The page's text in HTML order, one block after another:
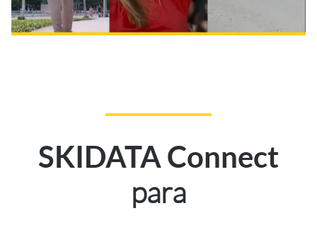
SKIDATA Connect
para